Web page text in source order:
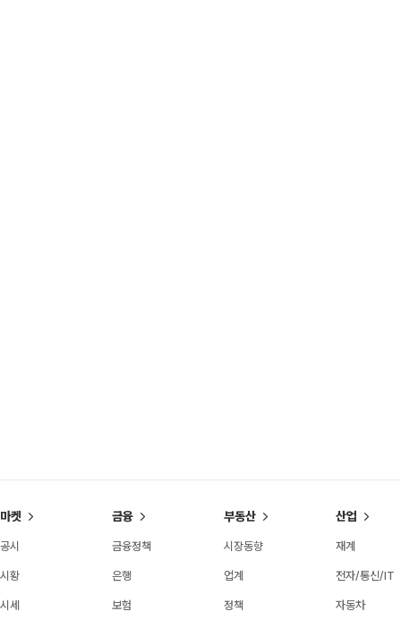
마켓
공시
시황
시세
금융
금융정책
은행
보험
부동산
시장동향
업계
정책
산업
재계
전자/통신/IT
자동차